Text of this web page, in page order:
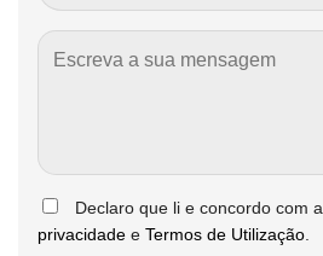
Declaro que li e concordo com a
privacidade e Termos de Utilização